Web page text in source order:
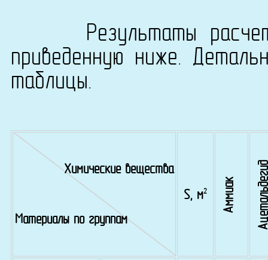
Результаты расчета
приведенную ниже.
таблицы.
Химические вещества
Материалы по группам
S, м2 Аммиак